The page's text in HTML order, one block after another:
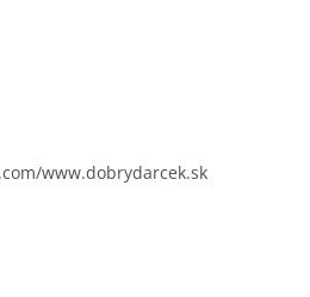
www.dobrydarcek.sk